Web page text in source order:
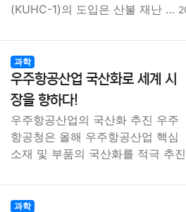
(KUHC-1)의 도입은 산불 재난 …
과학
우주항공산업 국산화로 세계 시
장을 향하다!
우주항공산업의 국산화 추진 우주
항공청은 올해 우주항공산업 핵심
소재 및 부품의 국산화를 적극 추
과학